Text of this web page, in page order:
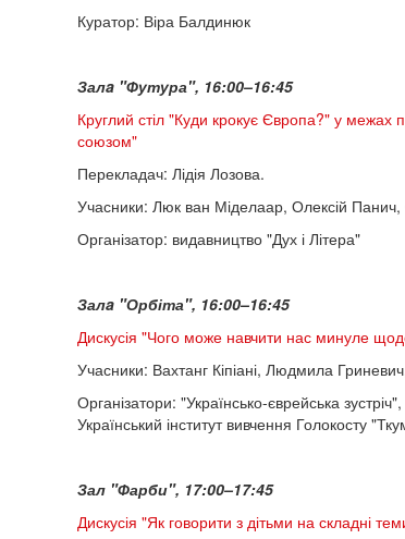
Куратор: Віра Балдинюк
Залa "Футура", 16:00–16:45
Круглий стіл "Куди крокує Європа?" у межах
союзом"
Перекладач: Лідія Лозова.
Учасники: Люк ван Міделаар, Олексій Панич,
Організатор: видавництво "Дух і Літера"
Залa "Орбіта", 16:00–16:45
Дискусія "Чого може навчити нас минуле
Учасники: Вахтанг Кіпіані, Людмила
Організатори: "Українсько-єврейська
Український інститут вивчення Голокосту
Зал "Фарби", 17:00–17:45
Дискусія "Як говорити з дітьми на складні